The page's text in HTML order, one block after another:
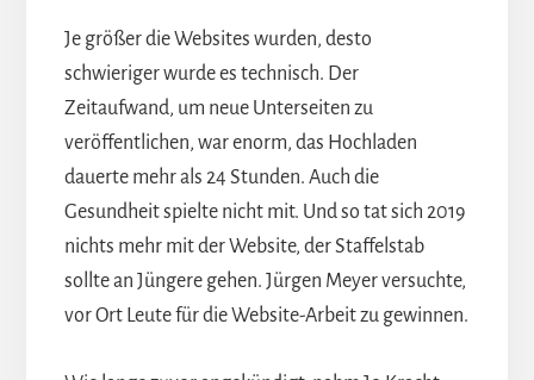
Je größer die Websites wurden, desto
schwieriger wurde es technisch. Der
Zeitaufwand, um neue Unterseiten zu
veröffentlichen, war enorm, das Hochladen
dauerte mehr als 24 Stunden. Auch die
Gesundheit spielte nicht mit. Und so tat sich 2019
nichts mehr mit der Website, der Staffelstab
sollte an Jüngere gehen. Jürgen Meyer versuchte,
vor Ort Leute für die Website-Arbeit zu gewinnen.